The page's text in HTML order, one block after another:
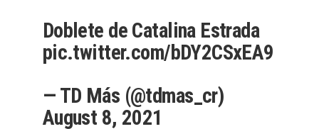
Doblete de Catalina Estrada
pic.twitter.com/bDY2CSxEA9
— TD Más (@tdmas_cr)
August 8, 2021